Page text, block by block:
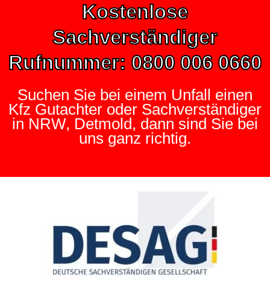
Kostenlose
Sachverständiger
Rufnummer: 0800 006 0660
Suchen Sie bei einem Unfall einen
Kfz Gutachter oder Sachverständiger
in NRW, Detmold, dann sind Sie bei
uns ganz richtig.